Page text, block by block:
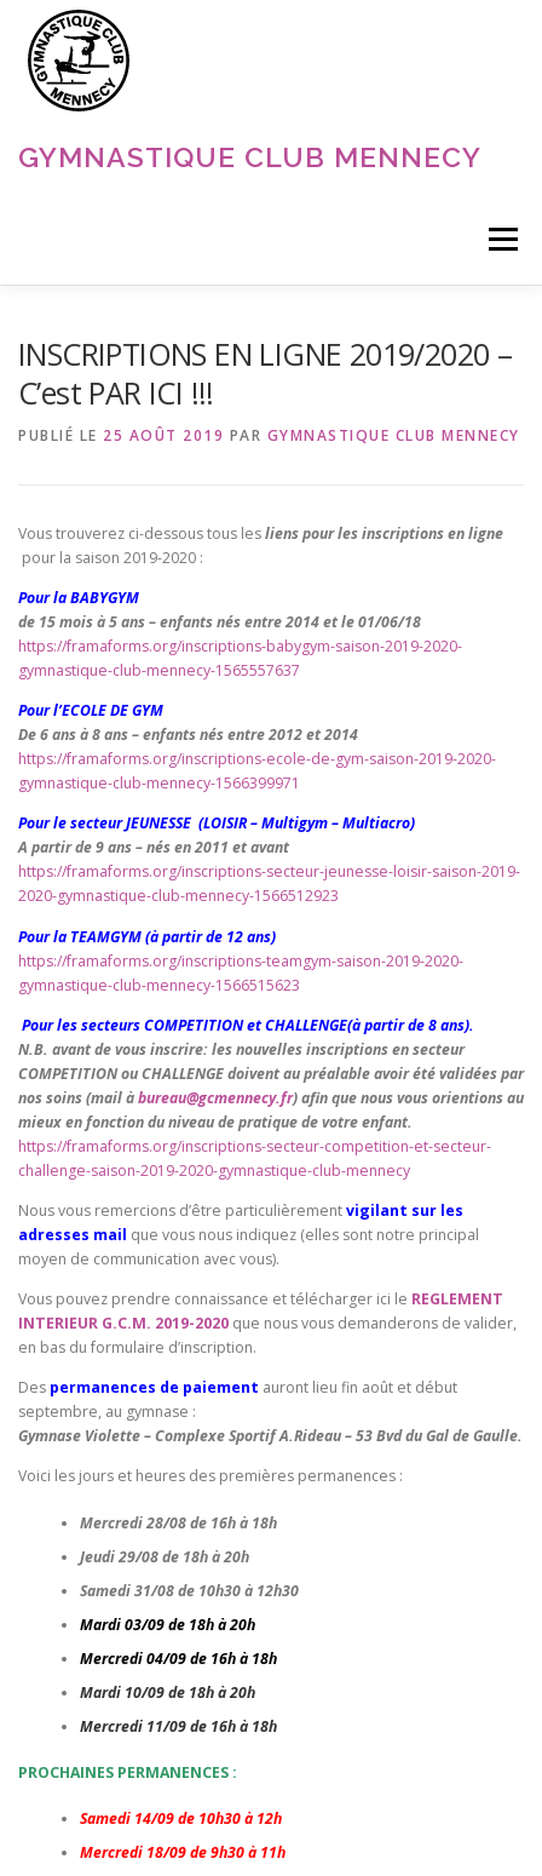
contenu
GYMNASTIQUE CLUB MENNECY
Menu
INSCRIPTIONS EN LIGNE 2019/2020 –
C’est PAR ICI !!!
PUBLIÉ LE 25 AOÛT 2019 PAR GYMNASTIQUE CLUB MENNECY
Vous trouverez ci-dessous tous lesliens pour les inscriptions en ligne
pour la saison 2019-2020 :
Pour la BABYGYM
de 15 mois à 5 ans – enfants nés entre 2014 et le 01/06/18
https://framaforms.org/inscriptions-babygym-saison-2019-2020-
gymnastique-club-mennecy-1565557637
Pour l’ECOLE DE GYM
De 6 ans à 8 ans – enfants nés entre 2012 et 2014
https://framaforms.org/inscriptions-ecole-de-gym-saison-2019-2020-
gymnastique-club-mennecy-1566399971
Pour le secteur JEUNESSE (LOISIR – Multigym – Multiacro)
A partir de 9 ans – nés en 2011 et avant
https://framaforms.org/inscriptions-secteur-jeunesse-loisir-saison-2019-
2020-gymnastique-club-mennecy-1566512923
Pour la TEAMGYM (à partir de 12 ans)
https://framaforms.org/inscriptions-teamgym-saison-2019-2020-
gymnastique-club-mennecy-1566515623
Pour les secteurs COMPETITION et CHALLENGE(à partir de 8 ans).
N.B. avant de vous inscrire: les nouvelles inscriptions en secteur
COMPETITION ou CHALLENGE doivent au préalable avoir été validées par
nos soins(mail àbureau@gcmennecy.fr) afin que nous vous orientions au
mieux en fonction du niveau de pratique de votre enfant.
https://framaforms.org/inscriptions-secteur-competition-et-secteur-
challenge-saison-2019-2020-gymnastique-club-mennecy
Nous vous remercions d’être particulièrementvigilant sur les
adresses mail que vous nous indiquez (elles sont notre principal
moyen de communication avec vous).
Vous pouvez prendre connaissance et télécharger ici le REGLEMENT
INTERIEUR G.C.M. 2019-2020 que nous vous demanderons de valider,
en bas du formulaire d’inscription.
Des permanences de paiement auront lieu fin août et début
septembre, au gymnase :
Gymnase Violette – Complexe Sportif A.Rideau – 53 Bvd du Gal de Gaulle.
Voici les jours et heures des premières permanences :
Mercredi 28/08 de 16h à 18h
Jeudi 29/08 de 18h à 20h
Samedi 31/08 de 10h30 à 12h30
Mardi 03/09 de 18h à 20h
Mercredi 04/09 de 16h à 18h
Mardi 10/09 de 18h à 20h
Mercredi 11/09 de 16h à 18h
PROCHAINES PERMANENCES :
Samedi 14/09 de 10h30 à 12h
Mercredi 18/09 de 9h30 à 11h